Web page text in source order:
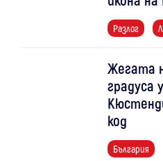
Разлог
Жегата
градуса
код
България